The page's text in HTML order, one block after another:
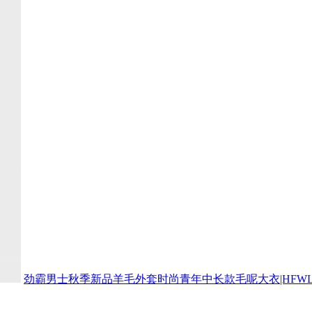
劲霸男士秋季新品羊毛外套时尚青年中长款毛呢大衣